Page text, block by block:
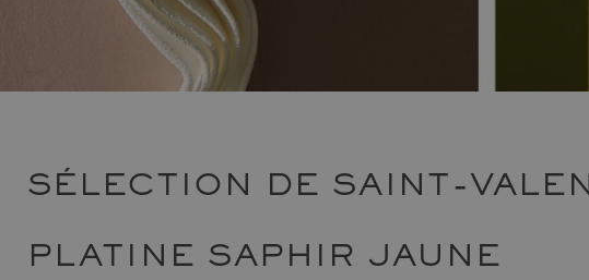
SÉLECTION DE SAINT-
PLATINE SAPHIR JAUNE